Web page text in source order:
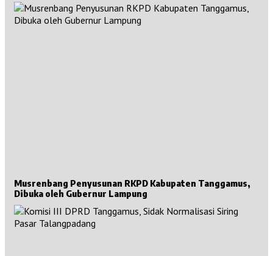
Musrenbang Penyusunan RKPD Kabupaten Tanggamus,
Dibuka oleh Gubernur Lampung